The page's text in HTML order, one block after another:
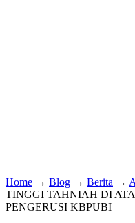
Home → Blog → Berita →
TINGGI TAHNIAH DI
PENGERUSI KBPUBI